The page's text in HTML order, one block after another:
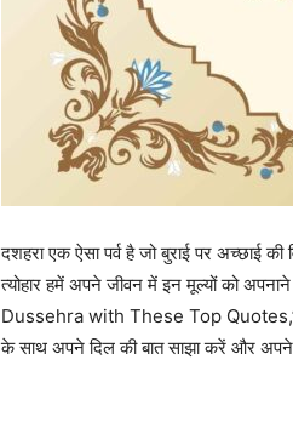
दशहरा एक ऐसा पर्व है जो बुराई पर अच्छाई
त्योहार हमें अपने जीवन में इन मूल्यों को
Dussehra with These Top Quotes,”
के साथ अपने दिल की बात साझा करें और